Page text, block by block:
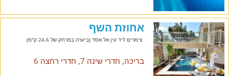
אחוזת השף
צימרים ליד עין אל אסד (ביערה במרחק של 24.6 ק"מ)
בריכה, חדרי שינה 7, חדרי רחצה 6